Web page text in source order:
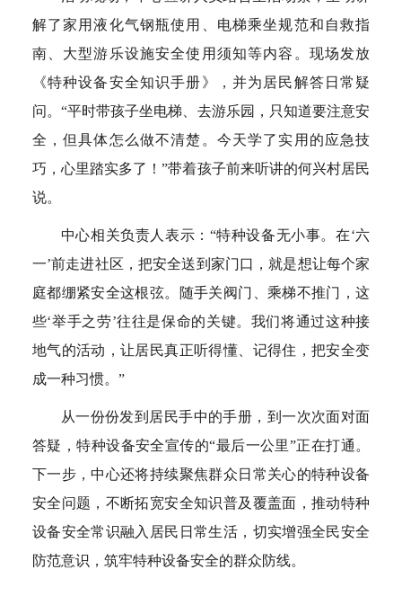
解了家用液化气钢瓶使用、电梯乘坐规范和自救指
南、大型游乐设施安全使用须知等内容。现场发放
《特种设备安全知识手册》，并为居民解答日常疑
问。“平时带孩子坐电梯、去游乐园，只知道要注意安
全，但具体怎么做不清楚。今天学了实用的应急技
巧，心里踏实多了！”带着孩子前来听讲的何兴村居民
说。
中心相关负责人表示：“特种设备无小事。在‘六
一’前走进社区，把安全送到家门口，就是想让每个家
庭都绷紧安全这根弦。随手关阀门、乘梯不推门，这
些‘举手之劳’往往是保命的关键。我们将通过这种接
地气的活动，让居民真正听得懂、记得住，把安全变
成一种习惯。”
从一份份发到居民手中的手册，到一次次面对面
答疑，特种设备安全宣传的“最后一公里”正在打通。
下一步，中心还将持续聚焦群众日常关心的特种设备
安全问题，不断拓宽安全知识普及覆盖面，推动特种
设备安全常识融入居民日常生活，切实增强全民安全
防范意识，筑牢特种设备安全的群众防线。